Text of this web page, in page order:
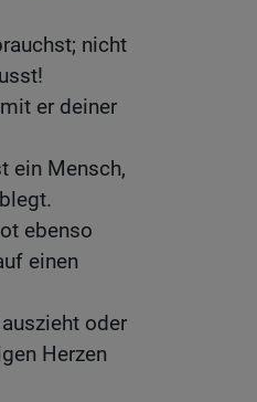
nicht
er deiner
ein Mensch,
ebenso
einen
oder
Herzen